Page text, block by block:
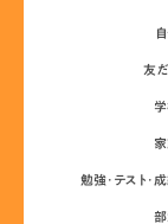
友だ
勉強･テスト･